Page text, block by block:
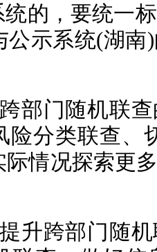
统的，要统一
公示系统(湖
门随机联查
险分类联查、
情况探索更
跨部门随机